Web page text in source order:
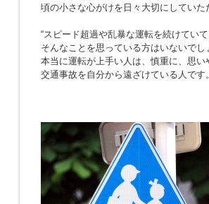
頃の小さな心がけを日々大切にしてい
“スピード超過や乱暴な運転を続けてい
そんなことを思っている方はいないで
本当に運転が上手い人は、慎重に、思
交通事故を自分から遠ざけている人です。